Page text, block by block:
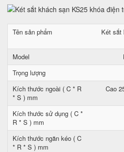
Tên sản phẩm
Két sắt
Model
Trọng lượng
Kích thước ngoài ( C * R
* S ) mm
Cao
Kích thước sử dụng ( C *
R * S ) mm
Kích thước ngăn kéo ( C
* R * S ) mm